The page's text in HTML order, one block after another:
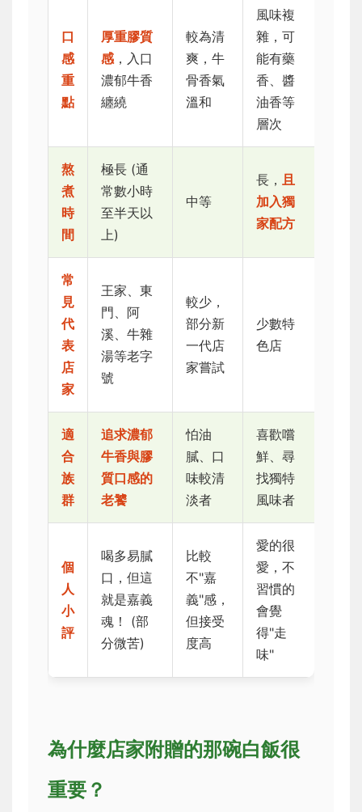
口
感
重
點
厚重膠質
感 ，入口
濃郁牛香
纏繞
較為清
爽，牛
骨香氣
溫和
風味複
雜，可
能有藥
香、醬
油香等
層次
熬
煮
時
間
極長 (通
常數小時
至半天以
上)
中等
長， 且
加入獨
家配方
常
見
代
表
店
家
王家、東
門、阿
溪、牛雜
湯等老字
號
較少，
部分新
一代店
家嘗試
少數特
色店
適
合
族
群
追求濃郁
牛香與膠
質口感的
老饕
怕油
膩、口
味較清
淡者
喜歡嚐
鮮、尋
找獨特
風味者
個
人
小
評
喝多易膩
口，但這
就是嘉義
魂！ (部
分微苦)
比較
不"嘉
義"感，
但接受
度高
愛的很
愛，不
習慣的
會覺
得"走
味"
為什麼店家附贈的那碗白飯很
重要？